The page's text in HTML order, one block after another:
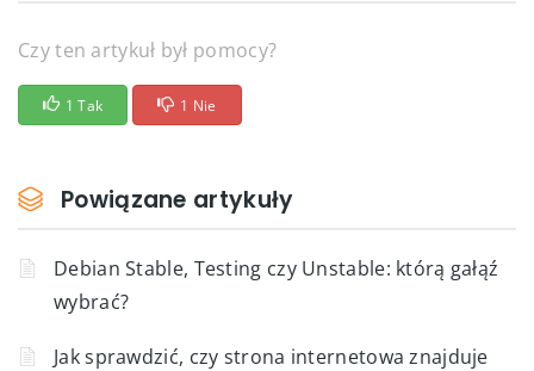
Czy ten artykuł był pomocy?
1 Tak 1 Nie
Powiązane artykuły
Debian Stable, Testing czy Unstable: którą gałąź
wybrać?
Jak sprawdzić, czy strona internetowa znajduje